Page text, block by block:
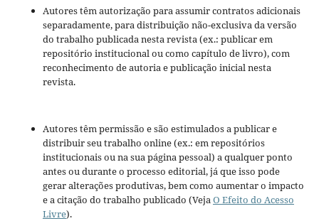
Autores têm autorização para assumir contratos adicionais
separadamente, para distribuição não-exclusiva da versão
do trabalho publicada nesta revista (ex.: publicar em
repositório institucional ou como capítulo de livro), com
reconhecimento de autoria e publicação inicial nesta
revista.
Autores têm permissão e são estimulados a publicar e
distribuir seu trabalho online (ex.: em repositórios
institucionais ou na sua página pessoal) a qualquer ponto
antes ou durante o processo editorial, já que isso pode
gerar alterações produtivas, bem como aumentar o impacto
e a citação do trabalho publicado (Veja O Efeito do Acesso
Livre).